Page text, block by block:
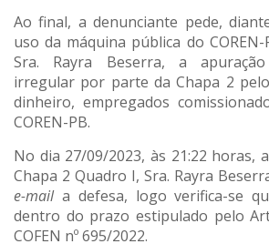
Ao final, a denunciante pede,
uso da máquina pública do
Sra. Rayra Beserra, a
irregular por parte da Chapa 2
dinheiro, empregados
COREN-PB.
No dia 27/09/2023, às 21:22 horas,
Chapa 2 Quadro I, Sra. Rayra
e-maila defesa, logo verifica-se
dentro do prazo estipulado pelo
COFEN nº 695/2022.